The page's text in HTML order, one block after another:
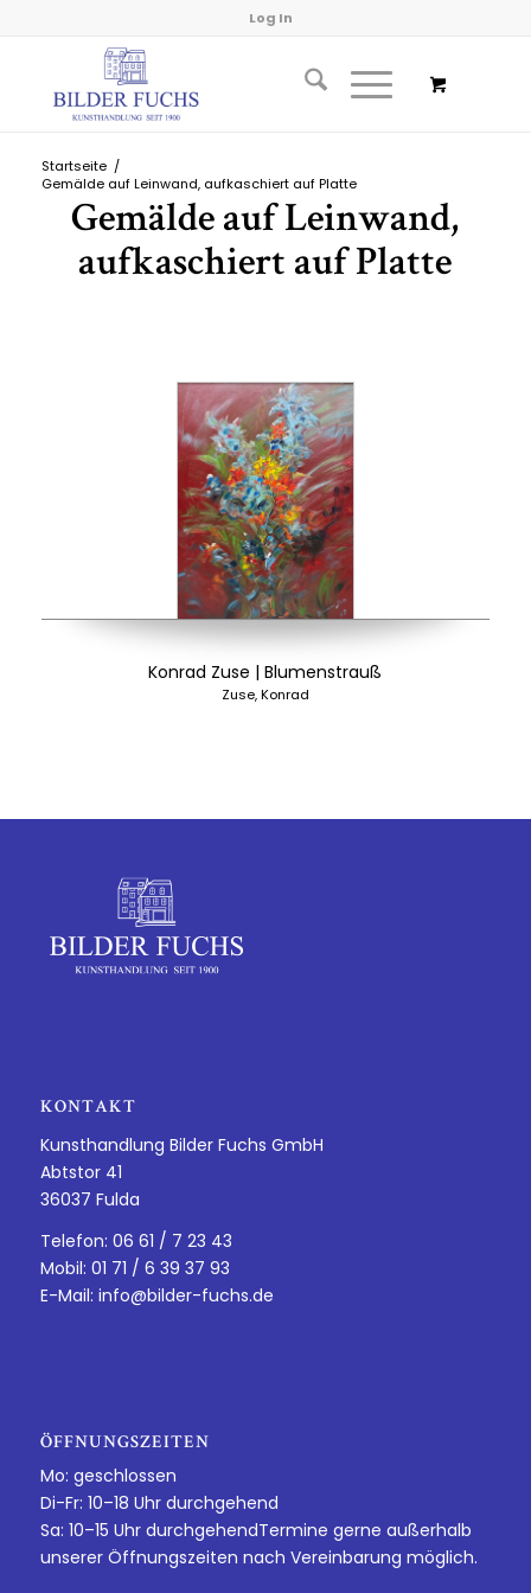
Log In
Startseite /
Gemälde auf Leinwand, aufkaschiert auf Platte
Gemälde auf Leinwand,
aufkaschiert auf Platte
Konrad Zuse | Blumenstrauß
Zuse, Konrad
KONTAKT
Kunsthandlung Bilder Fuchs GmbH
Abtstor 41
36037 Fulda
Telefon: 06 61 / 7 23 43
Mobil: 01 71 / 6 39 37 93
E-Mail: info@bilder-fuchs.de
ÖFFNUNGSZEITEN
Mo: geschlossen
Di-Fr: 10–18 Uhr durchgehend
Sa: 10–15 Uhr durchgehendTermine gerne außerhalb
unserer Öffnungszeiten nach Vereinbarung möglich.